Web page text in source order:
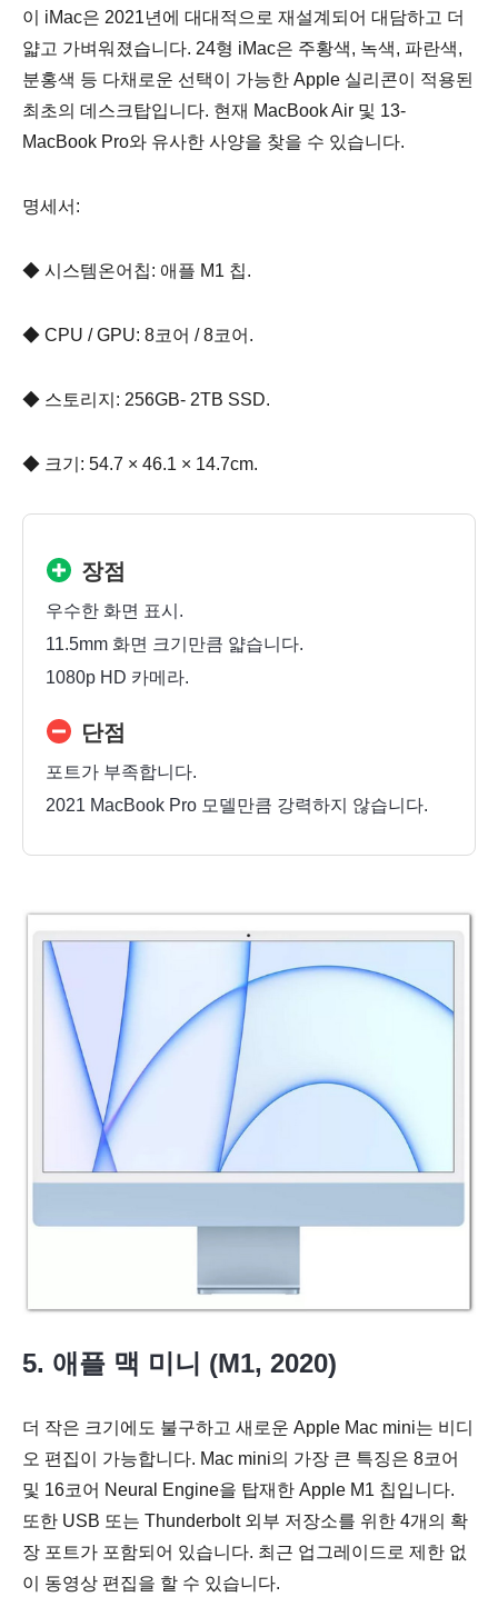
이 iMac은 2021년에 대대적으로 재설계되어 대담하고 더
얇고 가벼워졌습니다. 24형 iMac은 주황색, 녹색, 파란색,
분홍색 등 다채로운 선택이 가능한 Apple 실리콘이 적용된
최초의 데스크탑입니다. 현재 MacBook Air 및 13-
MacBook Pro와 유사한 사양을 찾을 수 있습니다.
명세서:
◆ 시스템온어칩: 애플 M1 칩.
◆ CPU / GPU: 8코어 / 8코어.
◆ 스토리지: 256GB- 2TB SSD.
◆ 크기: 54.7 × 46.1 × 14.7cm.
장점
우수한 화면 표시.
11.5mm 화면 크기만큼 얇습니다.
1080p HD 카메라.
단점
포트가 부족합니다.
2021 MacBook Pro 모델만큼 강력하지 않습니다.
5. 애플 맥 미니 (M1, 2020)
더 작은 크기에도 불구하고 새로운 Apple Mac mini는 비디
오 편집이 가능합니다. Mac mini의 가장 큰 특징은 8코어
및 16코어 Neural Engine을 탑재한 Apple M1 칩입니다.
또한 USB 또는 Thunderbolt 외부 저장소를 위한 4개의 확
장 포트가 포함되어 있습니다. 최근 업그레이드로 제한 없
이 동영상 편집을 할 수 있습니다.